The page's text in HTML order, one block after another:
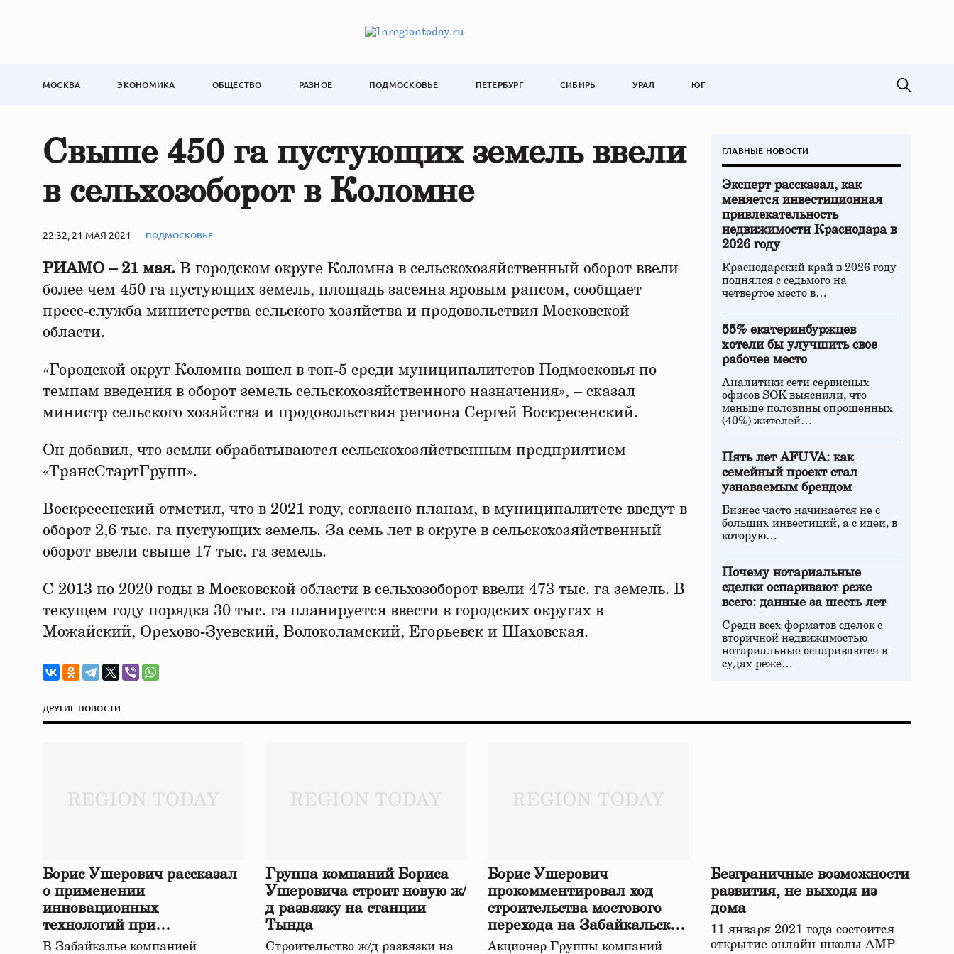
МОСКВА ЭКОНОМИКА ОБЩЕСТВО РАЗНОЕ ПОДМОСКОВЬЕ ПЕТЕРБУРГ СИБИРЬ УРАЛ ЮГ
Свыше 450 га пустующих земель ввели
в сельхозоборот в Коломне
22:32, 21 МАЯ 2021 ПОДМОСКОВЬЕ
РИАМО – 21 мая. В городском округе Коломна в сельскохозяйственный оборот ввели
более чем 450 га пустующих земель, площадь засеяна яровым рапсом, сообщает
пресс-служба министерства сельского хозяйства и продовольствия Московской
области.
«Городской округ Коломна вошел в топ-5 среди муниципалитетов Подмосковья по
темпам введения в оборот земель сельскохозяйственного назначения», – сказал
министр сельского хозяйства и продовольствия региона Сергей Воскресенский.
Он добавил, что земли обрабатываются сельскохозяйственным предприятием
«ТрансСтартГрупп».
Воскресенский отметил, что в 2021 году, согласно планам, в муниципалитете введут в
оборот 2,6 тыс. га пустующих земель. За семь лет в округе в сельскохозяйственный
оборот ввели свыше 17 тыс. га земель.
С 2013 по 2020 годы в Московской области в сельхозоборот ввели 473 тыс. га земель. В
текущем году порядка 30 тыс. га планируется ввести в городских округах в
Можайский, Орехово-Зуевский, Волоколамский, Егорьевск и Шаховская.
ГЛАВНЫЕ НОВОСТИ
Эксперт рассказал, как
меняется инвестиционная
привлекательность
недвижимости Краснодара в
2026 году
Краснодарский край в 2026 году
поднялся с седьмого на
четвертое место в…
55% екатеринбуржцев
хотели бы улучшить свое
рабочее место
Аналитики сети сервисных
офисов SOK выяснили, что
меньше половины опрошенных
(40%) жителей…
Пять лет AFUVA: как
семейный проект стал
узнаваемым брендом
Бизнес часто начинается не с
больших инвестиций, а с идеи, в
которую…
Почему нотариальные
сделки оспаривают реже
всего: данные за шесть лет
Среди всех форматов сделок с
вторичной недвижимостью
нотариальные оспариваются в
судах реже…
ДРУГИЕ НОВОСТИ
Борис Ушерович рассказал
о применении
инновационных
технологий при
строительстве нового моста
В Забайкалье компанией
Группа компаний Бориса
Ушеровича строит новую ж/
д развязку на станции
Тында
Строительство ж/д развязки на
Борис Ушерович
прокомментировал ход
строительства мостового
перехода на Забайкальской
железной дороге
Акционер Группы компаний
Безграничные возможности
развития, не выходя из
дома
11 января 2021 года состоится
открытие онлайн-школы АМР